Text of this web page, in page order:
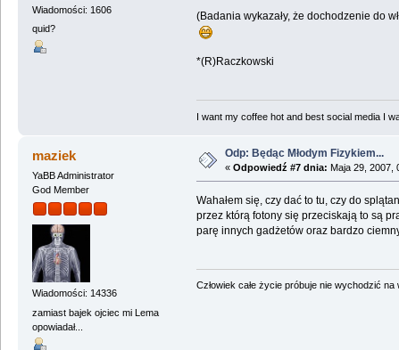
Wiadomości: 1606
quid?
(Badania wykazały, że dochodzenie do
*(R)Raczkowski
I want my coffee hot and best social media I
maziek
YaBB Administrator
God Member
Wiadomości: 14336
zamiast bajek ojciec mi Lema
opowiadał...
Odp: Będąc Młodym Fizykiem...
« Odpowiedź #7 dnia: Maja 29, 2007,
Wahałem się, czy dać to tu, czy do
przez którą fotony się przeciskają to są
parę innych gadżetów oraz bardzo
Człowiek całe życie próbuje nie wychodzić